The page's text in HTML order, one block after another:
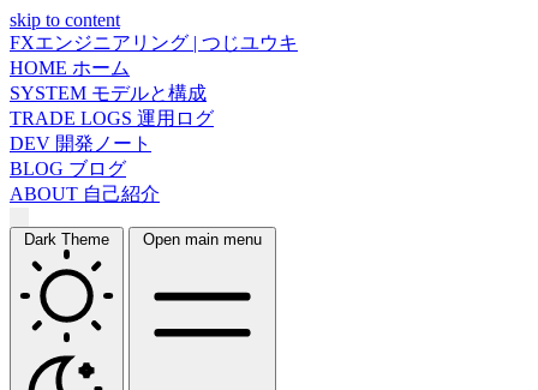
skip to content
FXエンジニアリング | つじユウキ
HOME ホーム
SYSTEM モデルと構成
TRADE LOGS 運用ログ
DEV 開発ノート
BLOG ブログ
ABOUT 自己紹介
Dark Theme Open main menu